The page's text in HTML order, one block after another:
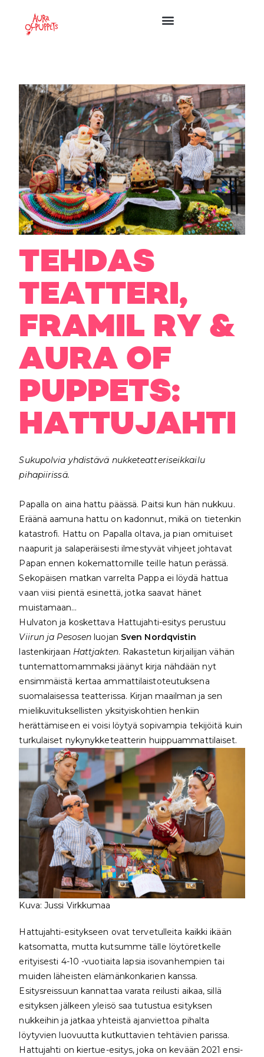
TEHDAS
TEATTERI,
FRAMIL RY &
AURA OF
PUPPETS:
HATTUJAHTI
Sukupolvia yhdistävä nukketeatteriseikkailu
pihapiirissä.
Papalla on aina hattu päässä. Paitsi kun hän nukkuu.
Eräänä aamuna hattu on kadonnut, mikä on tietenkin
katastrofi. Hattu on Papalla oltava, ja pian omituiset
naapurit ja salaperäisesti ilmestyvät vihjeet johtavat
Papan ennen kokemattomille teille hatun perässä.
Sekopäisen matkan varrelta Pappa ei löydä hattua
vaan viisi pientä esinettä, jotka saavat hänet
muistamaan…
Hulvaton ja koskettava Hattujahti-esitys perustuu
Viirun ja Pesosen luojan Sven Nordqvistin
lastenkirjaan Hattjakten. Rakastetun kirjailijan vähän
tuntemattomammaksi jäänyt kirja nähdään nyt
ensimmäistä kertaa ammattilaistoteutuksena
suomalaisessa teatterissa. Kirjan maailman ja sen
mielikuvituksellisten yksityiskohtien henkiin
herättämiseen ei voisi löytyä sopivampia tekijöitä kuin
turkulaiset nykynykketeatterin huippuammattilaiset.
Kuva: Jussi Virkkumaa
Hattujahti-esitykseen ovat tervetulleita kaikki ikään
katsomatta, mutta kutsumme tälle löytöretkelle
erityisesti 4-10 -vuotiaita lapsia isovanhempien tai
muiden läheisten elämänkonkarien kanssa.
Esitysreissuun kannattaa varata reilusti aikaa, sillä
esityksen jälkeen yleisö saa tutustua esityksen
nukkeihin ja jatkaa yhteistä ajanviettoa pihalta
löytyvien luovuutta kutkuttavien tehtävien parissa.
Hattujahti on kiertue-esitys, joka on kevään 2021 ensi-